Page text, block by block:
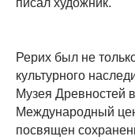
Рерих был не
культурного
Музея Древностей
Международный
посвящен